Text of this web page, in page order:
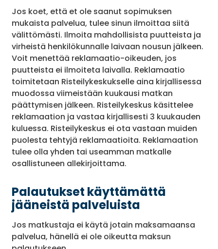
Jos koet, että et ole saanut sopimuksen
mukaista palvelua, tulee sinun ilmoittaa siitä
välittömästi. Ilmoita mahdollisista puutteista ja
virheistä henkilökunnalle laivaan nousun jälkeen.
Voit menettää reklamaatio-oikeuden, jos
puutteista ei ilmoiteta laivalla. Reklamaatio
toimitetaan Risteilykeskukselle aina kirjallisessa
muodossa viimeistään kuukausi matkan
päättymisen jälkeen. Risteilykeskus käsittelee
reklamaation ja vastaa kirjallisesti 3 kuukauden
kuluessa. Risteilykeskus ei ota vastaan muiden
puolesta tehtyjä reklamaatioita. Reklamaation
tulee olla yhden tai useamman matkalle
osallistuneen allekirjoittama.
Palautukset käyttämättä
jääneistä palveluista
Jos matkustaja ei käytä jotain maksamaansa
palvelua, hänellä ei ole oikeutta maksun